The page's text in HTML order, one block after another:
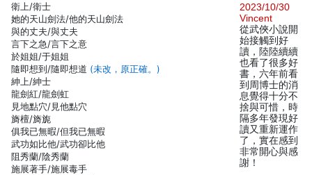
衛上/衛士
她的天山劍法/他的天山劍法
與的丈夫/與丈夫
言下之急/言下之意
於姐姐/于姐姐
隨即想到/隨即想道 (未改，原正確。)
紳上/紳士
龍劍紅/龍劍虹
見地點穴/見他點穴
旖檀/旖旎
俱我已無暇/但我已無暇
武功如比他/武功卻比他
阻秀蘭/陰秀蘭
施展著手/施展毒手
2023/10/30
Vincent
從武俠小說開
始接觸到好
讀，陸陸續續
也看了很多好
書，六年前看
到周博士的消
息覺得十分不
捨與可惜，時
隔多年發現好
讀又重新運作
了，實在感到
非常開心與感
謝！